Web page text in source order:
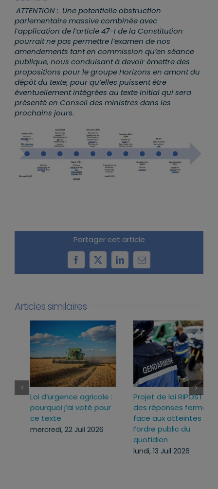
ATTENTION : Une potentielle obstruction
parlementaire massive combinée avec
l’application de l’article 47-1 de la Constitution
pourrait ne pas permettre l’examen de nos
amendements tant en commission qu’en séance
publique, nous conduisant à devoir émettre des
propositions pour le groupe Horizons en amont du
dépôt du texte, pour qu’elles puissent être
éventuellement intégrées au texte initial qui sera
présenté en Conseil des ministres dans les
prochains jours.
Partager cet article
Facebook
X LinkedInEmail
Articles similaires
Loi d’urgence agricole :
pourquoi j’ai voté pour
ce texte
mercredi, 22 Juil 2026
Projet de loi RIPOST :
des réponses fermes
face aux atteintes à
l’ordre public du
quotidien
lundi, 13 Juil 2026